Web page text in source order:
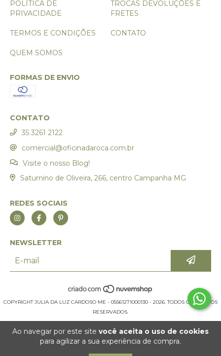
Ao navegar por este site você aceita o uso de cookies
para agilizar a sua experiência de compra.
POLÍTICA DE
PRIVACIDADE
TROCAS DEVOLUÇÕES E
FRETES
TERMOS E CONDIÇÕES CONTATO
QUEM SOMOS
FORMAS DE ENVIO
CONTATO
35 3261 2122
comercial@oficinadaroca.com.br
Visite o nosso Blog!
Saturnino de Oliveira, 266, centro Campanha MG
REDES SOCIAIS
NEWSLETTER
COPYRIGHT JULIA DA LUZ CARDOSO ME - 05561271000130 - 2026. TODOS OS DIREITOS
RESERVADOS.